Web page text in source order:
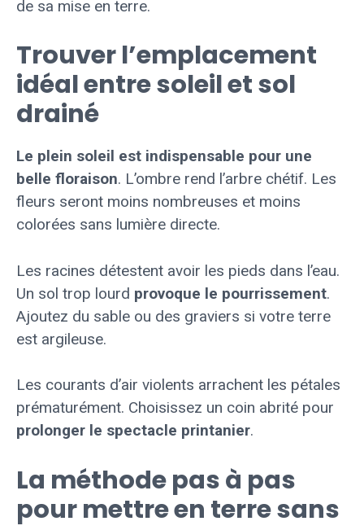
de sa mise en terre.
Trouver l’emplacement
idéal entre soleil et sol
drainé
Le plein soleil est indispensable pour une
belle floraison. L’ombre rend l’arbre chétif. Les
fleurs seront moins nombreuses et moins
colorées sans lumière directe.
Les racines détestent avoir les pieds dans l’eau.
Un sol trop lourd provoque le pourrissement.
Ajoutez du sable ou des graviers si votre terre
est argileuse.
Les courants d’air violents arrachent les pétales
prématurément. Choisissez un coin abrité pour
prolonger le spectacle printanier.
La méthode pas à pas
pour mettre en terre sans